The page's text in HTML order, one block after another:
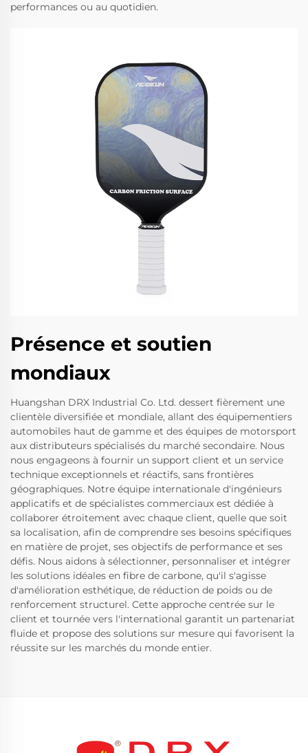
performances ou au quotidien.
Présence et soutien
mondiaux
Huangshan DRX Industrial Co. Ltd. dessert fièrement une
clientèle diversifiée et mondiale, allant des équipementiers
automobiles haut de gamme et des équipes de motorsport
aux distributeurs spécialisés du marché secondaire. Nous
nous engageons à fournir un support client et un service
technique exceptionnels et réactifs, sans frontières
géographiques. Notre équipe internationale d'ingénieurs
applicatifs et de spécialistes commerciaux est dédiée à
collaborer étroitement avec chaque client, quelle que soit
sa localisation, afin de comprendre ses besoins spécifiques
en matière de projet, ses objectifs de performance et ses
défis. Nous aidons à sélectionner, personnaliser et intégrer
les solutions idéales en fibre de carbone, qu'il s'agisse
d'amélioration esthétique, de réduction de poids ou de
renforcement structurel. Cette approche centrée sur le
client et tournée vers l'international garantit un partenariat
fluide et propose des solutions sur mesure qui favorisent la
réussite sur les marchés du monde entier.